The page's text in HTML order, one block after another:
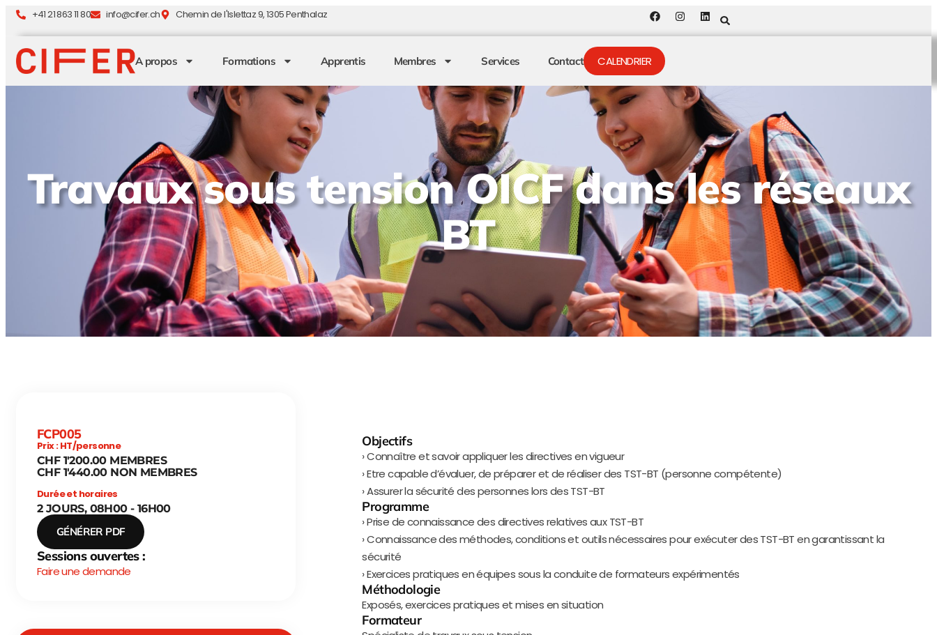
+41 21 863 11 80 info@cifer.ch Chemin de l'Islettaz 9, 1305 Penthalaz
A propos Formations Apprentis Membres Services Contact CALENDRIER
Travaux sous tension OICF dans les réseaux
BT
FCP005
Prix : HT/personne
CHF 1'200.00 MEMBRES
CHF 1'440.00 NON MEMBRES
Durée et horaires
2 JOURS, 08H00 - 16H00
GÉNÉRER PDF
Sessions ouvertes :
Faire une demande
Objectifs
› Connaître et savoir appliquer les directives en vigueur
› Etre capable d’évaluer, de préparer et de réaliser des TST-BT (personne compétente)
› Assurer la sécurité des personnes lors des TST-BT
Programme
› Prise de connaissance des directives relatives aux TST-BT
› Connaissance des méthodes, conditions et outils nécessaires pour exécuter des TST-BT en garantissant la
sécurité
› Exercices pratiques en équipes sous la conduite de formateurs expérimentés
Méthodologie
Exposés, exercices pratiques et mises en situation
Formateur